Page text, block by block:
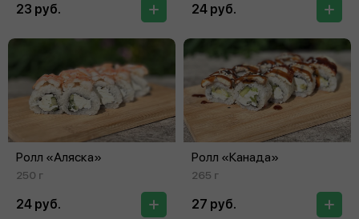
23 руб. 24 руб.
Ролл «Аляска»
250 г
24 руб.
Ролл «Канада»
265 г
27 руб.